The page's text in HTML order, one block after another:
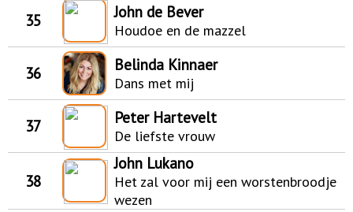
35 John de Bever
Houdoe en de mazzel
36 Belinda Kinnaer
Dans met mij
37 Peter Hartevelt
De liefste vrouw
38
John Lukano
Het zal voor mij een worstenbroodje
wezen